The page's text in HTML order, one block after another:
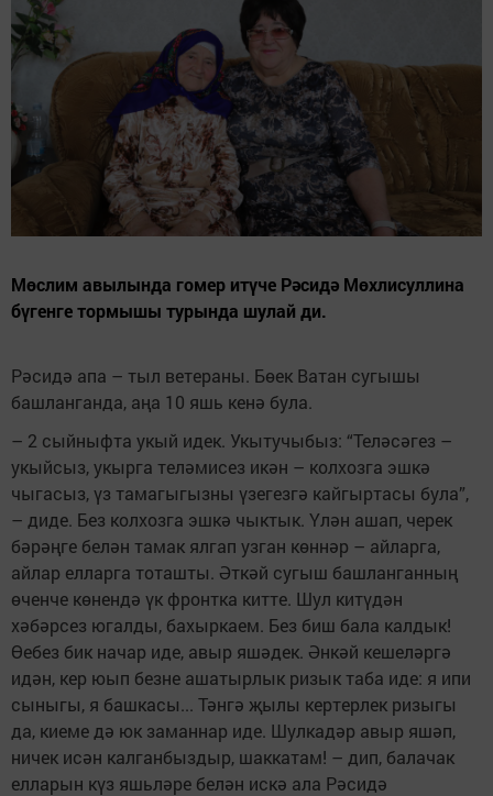
Мөслим авылында гомер итүче Рәсидә Мөхлисуллина
бүгенге тормышы турында шулай ди.
Рәсидә апа – тыл ветераны. Бөек Ватан сугышы
башланганда, аңа 10 яшь кенә була.
– 2 сыйныфта укый идек. Укытучыбыз: “Теләсәгез –
укыйсыз, укырга теләмисез икән – колхозга эшкә
чыгасыз, үз тамагыгызны үзегезгә кайгыртасы була”,
– диде. Без колхозга эшкә чыктык. Үлән ашап, черек
бәрәңге белән тамак ялгап узган көннәр – айларга,
айлар елларга тоташты. Әткәй сугыш башланганның
өченче көнендә үк фронтка китте. Шул китүдән
хәбәрсез югалды, бахыркаем. Без биш бала калдык!
Өебез бик начар иде, авыр яшәдек. Әнкәй кешеләргә
идән, кер юып безне ашатырлык ризык таба иде: я ипи
сыныгы, я башкасы... Тәнгә җылы кертерлек ризыгы
да, киеме дә юк заманнар иде. Шулкадәр авыр яшәп,
ничек исән калганбыздыр, шаккатам! – дип, балачак
елларын күз яшьләре белән искә ала Рәсидә